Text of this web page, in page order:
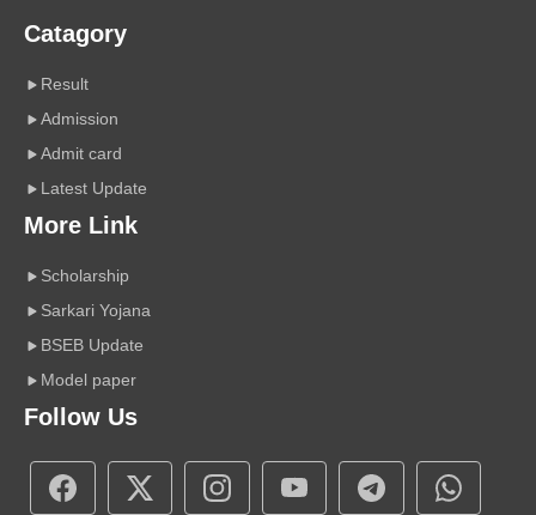
Catagory
Result
Admission
Admit card
Latest Update
More Link
Scholarship
Sarkari Yojana
BSEB Update
Model paper
Follow Us